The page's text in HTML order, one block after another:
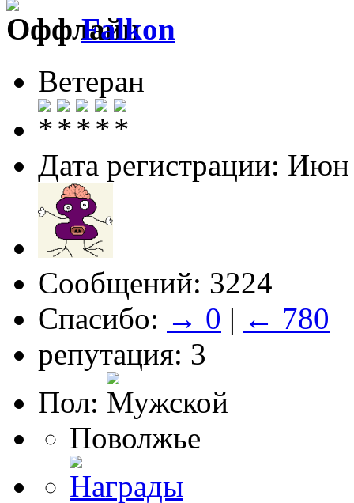
Falkon
Ветеран
Дата регистрации:
Сообщений: 3224
Спасибо: → 0 | ← 780
репутация: 3
Пол:
Поволжье